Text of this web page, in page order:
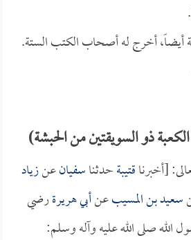
أيضاً، أخرج له أصحاب الكتب الستة.
ذو السويقتين من الحبشة)
[أخبرناقتيبةحدثناسفيانعنزياد
سعيد بن المسيبعنأبي هريرةرضي
الله صلى الله عليه وآله وسلم: